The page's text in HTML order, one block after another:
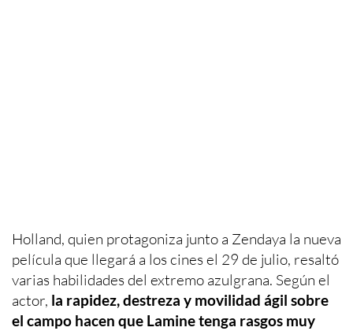
Holland, quien protagoniza junto a Zendaya la nueva
película que llegará a los cines el 29 de julio, resaltó
varias habilidades del extremo azulgrana. Según el
actor, la rapidez, destreza y movilidad ágil sobre
el campo hacen que Lamine tenga rasgos muy